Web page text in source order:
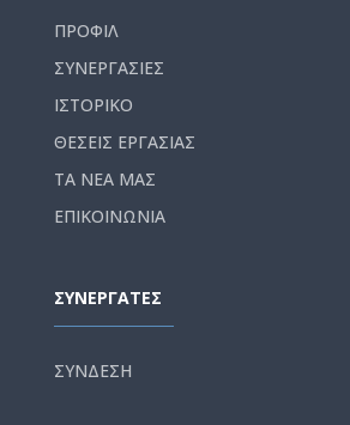
ΠΡΟΦΙΛ
ΣΥΝΕΡΓΑΣΙΕΣ
ΙΣΤΟΡΙΚΟ
ΘΕΣΕΙΣ ΕΡΓΑΣΙΑΣ
ΤΑ ΝΕΑ ΜΑΣ
ΕΠΙΚΟΙΝΩΝΙΑ
ΣΥΝΕΡΓΑΤΕΣ
ΣΥΝΔΕΣΗ